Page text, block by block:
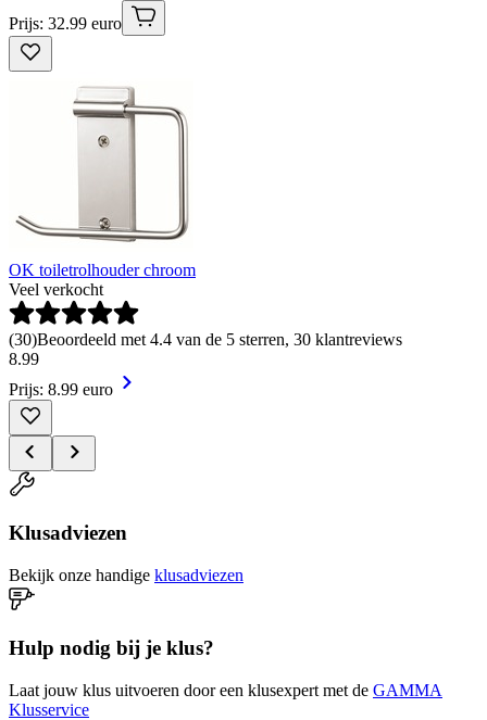
Prijs: 32.99 euro
OK toiletrolhouder chroom
Veel verkocht
(30)Beoordeeld met 4.4 van de 5 sterren, 30 klantreviews
8.99
Prijs: 8.99 euro
Klusadviezen
Bekijk onze handige klusadviezen
Hulp nodig bij je klus?
Laat jouw klus uitvoeren door een klusexpert met de GAMMA
Klusservice